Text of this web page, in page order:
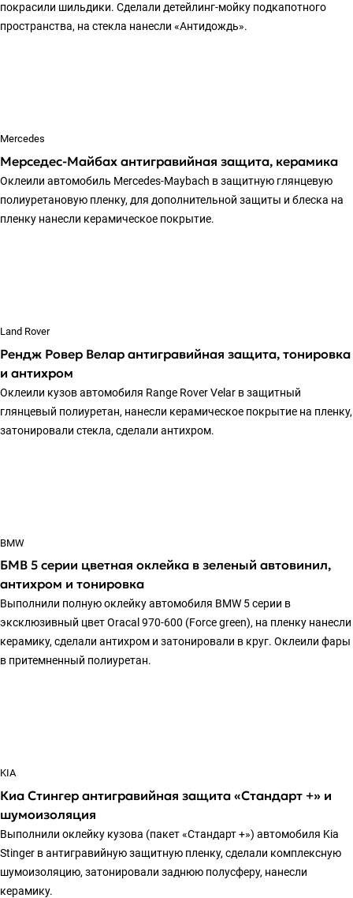
покрасили шильдики. Сделали детейлинг-мойку подкапотного
пространства, на стекла нанесли «Антидождь».
Mercedes
Мерседес-Майбах антигравийная защита, керамика
Оклеили автомобиль Mercedes-Maybach в защитную глянцевую
полиуретановую пленку, для дополнительной защиты и блеска на
пленку нанесли керамическое покрытие.
Land Rover
Рендж Ровер Велар антигравийная защита, тонировка
и антихром
Оклеили кузов автомобиля Range Rover Velar в защитный
глянцевый полиуретан, нанесли керамическое покрытие на пленку,
затонировали стекла, сделали антихром.
BMW
БМВ 5 серии цветная оклейка в зеленый автовинил,
антихром и тонировка
Выполнили полную оклейку автомобиля BMW 5 серии в
эксклюзивный цвет Oracal 970-600 (Force green), на пленку нанесли
керамику, сделали антихром и затонировали в круг. Оклеили фары
в притемненный полиуретан.
KIA
Киа Стингер антигравийная защита «Стандарт +» и
шумоизоляция
Выполнили оклейку кузова (пакет «Стандарт +») автомобиля Kia
Stinger в антигравийную защитную пленку, сделали комплексную
шумоизоляцию, затонировали заднюю полусферу, нанесли
керамику.